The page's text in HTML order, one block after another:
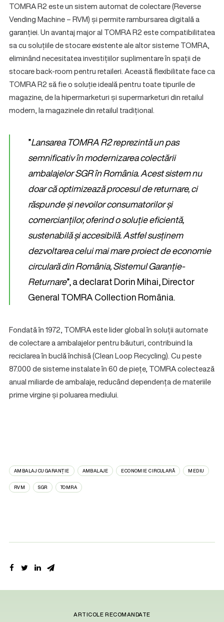
TOMRA R2 este un sistem automat de colectare (Reverse
Vending Machine – RVM) și permite rambursarea digitală a
garanției. Un avantaj major al TOMRA R2 este compatibilitatea
sa cu soluțiile de stocare existente ale altor sisteme TOMRA,
eliminând necesitatea investițiilor suplimentare în spații de
stocare back-room pentru retaileri. Această flexibilitate face ca
TOMRA R2 să fie o soluție ideală pentru toate tipurile de
magazine, de la hipermarketuri și supermarketuri din retailul
modern, la magazinele din retailul tradițional.
”Lansarea TOMRA R2 reprezintă un pas
semnificativ în modernizarea colectării
ambalajelor SGR în România. Acest sistem nu
doar că optimizează procesul de returnare, ci
răspunde și nevoilor consumatorilor și
comercianților, oferind o soluție eficientă,
sustenabilă și accesibilă. Astfel susținem
dezvoltarea celui mai mare proiect de economie
circulară din România, Sistemul Garanție-
Returnare”, a declarat Dorin Mihai, Director
General TOMRA Collection România.
Fondată în 1972, TOMRA este lider global în soluții automate
de colectare a ambalajelor pentru băuturi, contribuind la
reciclarea în buclă închisă (Clean Loop Recycling). Cu peste
87.000 de sisteme instalate în 60 de piețe, TOMRA colectează
anual miliarde de ambalaje, reducând dependența de materiile
prime virgine și poluarea mediului.
AMBALAJ CU GARANȚIE AMBALAJE ECONOMIE CIRCULARĂ MEDIU
RVM SGR TOMRA
ARTICOLE RECOMANDATE